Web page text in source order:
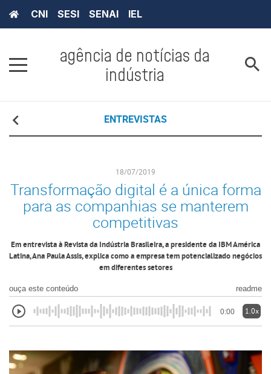
CNI SESI SENAI IEL
agência de notícias da
indústria
ENTREVISTAS
18/07/2019
Transformação digital é a única forma
para as companhias se manterem
competitivas
Em entrevista à Revista da Indústria Brasileira, a presidente da IBM América
Latina, Ana Paula Assis, explica como a empresa tem potencializado negócios
em diferentes setores
ouça este conteúdo readme
0:00 1.0x